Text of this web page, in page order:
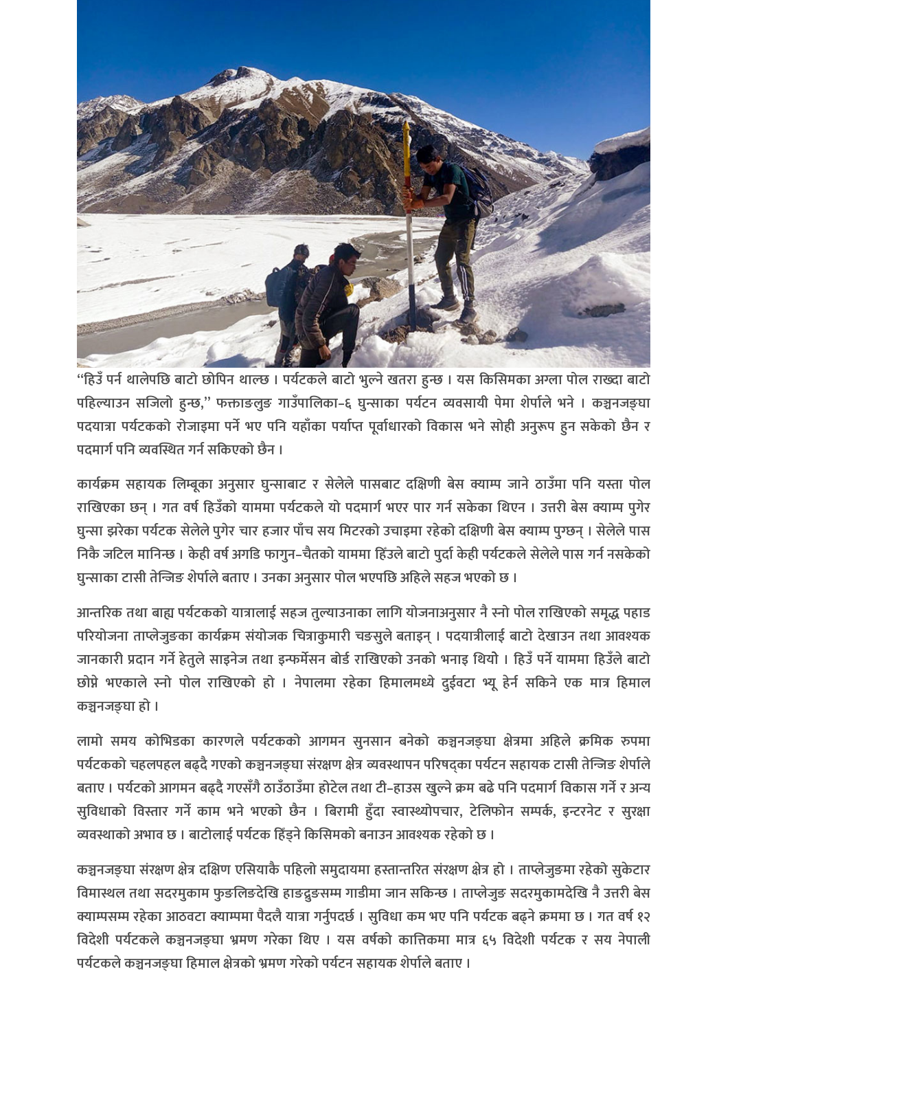
“हिउँ पर्न थालेपछि बाटो छोपिन थाल्छ । पर्यटकले बाटो भुल्ने खतरा हुन्छ । यस किसिमका अग्ला पोल राख्दा बाटो
पहिल्याउन सजिलो हुन्छ,” फक्ताङलुङ गाउँपालिका–६ घुन्साका पर्यटन व्यवसायी पेमा शेर्पाले भने । कञ्चनजङ्घा
पदयात्रा पर्यटकको रोजाइमा पर्ने भए पनि यहाँका पर्याप्त पूर्वाधारको विकास भने सोही अनुरूप हुन सकेको छैन र
पदमार्ग पनि व्यवस्थित गर्न सकिएको छैन ।
कार्यक्रम सहायक लिम्बूका अनुसार घुन्साबाट र सेलेले पासबाट दक्षिणी बेस क्याम्प जाने ठाउँमा पनि यस्ता पोल
राखिएका छन् । गत वर्ष हिउँको याममा पर्यटकले यो पदमार्ग भएर पार गर्न सकेका थिएन । उत्तरी बेस क्याम्प पुगेर
घुन्सा झरेका पर्यटक सेलेले पुगेर चार हजार पाँच सय मिटरको उचाइमा रहेको दक्षिणी बेस क्याम्प पुग्छन् । सेलेले पास
निकै जटिल मानिन्छ । केही वर्ष अगडि फागुन–चैतको याममा हिँउले बाटो पुर्दा केही पर्यटकले सेलेले पास गर्न नसकेको
घुन्साका टासी तेन्जिङ शेर्पाले बताए । उनका अनुसार पोल भएपछि अहिले सहज भएको छ ।
आन्तरिक तथा बाह्य पर्यटकको यात्रालाई सहज तुल्याउनाका लागि योजनाअनुसार नै स्नो पोल राखिएको समृद्ध पहाड
परियोजना ताप्लेजुङका कार्यक्रम संयोजक चित्राकुमारी चङसुले बताइन् । पदयात्रीलाई बाटो देखाउन तथा आवश्यक
जानकारी प्रदान गर्ने हेतुले साइनेज तथा इन्फर्मेसन बोर्ड राखिएको उनको भनाइ थियोे । हिउँ पर्ने याममा हिउँले बाटो
छोप्ने भएकाले स्नो पोल राखिएको हो । नेपालमा रहेका हिमालमध्ये दुईवटा भ्यू हेर्न सकिने एक मात्र हिमाल
कञ्चनजङ्घा हो ।
लामो समय कोभिडका कारणले पर्यटकको आगमन सुनसान बनेको कञ्चनजङ्घा क्षेत्रमा अहिले क्रमिक रुपमा
पर्यटकको चहलपहल बढ्दै गएको कञ्चनजङ्घा संरक्षण क्षेत्र व्यवस्थापन परिषद्का पर्यटन सहायक टासी तेन्जिङ शेर्पाले
बताए । पर्यटको आगमन बढ्दै गएसँगै ठाउँठाउँमा होटेल तथा टी–हाउस खुल्ने क्रम बढे पनि पदमार्ग विकास गर्ने र अन्य
सुविधाको विस्तार गर्ने काम भने भएको छैन । बिरामी हुँदा स्वास्थ्योपचार, टेलिफोन सम्पर्क, इन्टरनेट र सुरक्षा
व्यवस्थाको अभाव छ । बाटोलाई पर्यटक हिँड्ने किसिमको बनाउन आवश्यक रहेको छ ।
कञ्चनजङ्घा संरक्षण क्षेत्र दक्षिण एसियाकै पहिलो समुदायमा हस्तान्तरित संरक्षण क्षेत्र हो । ताप्लेजुङमा रहेको सुकेटार
विमास्थल तथा सदरमुकाम फुङलिङदेखि हाङद्रुङसम्म गाडीमा जान सकिन्छ । ताप्लेजुङ सदरमुकामदेखि नै उत्तरी बेस
क्याम्पसम्म रहेका आठवटा क्याम्पमा पैदलै यात्रा गर्नुपदर्छ । सुविधा कम भए पनि पर्यटक बढ्ने क्रममा छ । गत वर्ष १२
विदेशी पर्यटकले कञ्चनजङ्घा भ्रमण गरेका थिए । यस वर्षको कात्तिकमा मात्र ६५ विदेशी पर्यटक र सय नेपाली
पर्यटकले कञ्चनजङ्घा हिमाल क्षेत्रको भ्रमण गरेको पर्यटन सहायक शेर्पाले बताए ।